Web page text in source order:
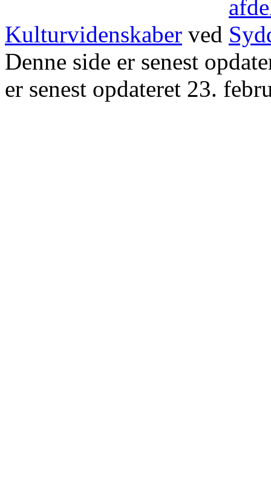
Kulturvidenskaber ved
Denne side er senest
er senest opdateret 23.